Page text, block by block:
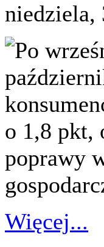
niedziela,
Po
o 1,8 pkt,
poprawy
Więcej...